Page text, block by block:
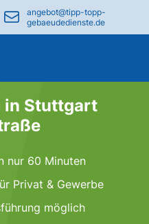
angebot@tipp-topp-
gebaeudedienste.de
in Stuttgart
nur 60 Minuten
Privat & Gewerbe
möglich